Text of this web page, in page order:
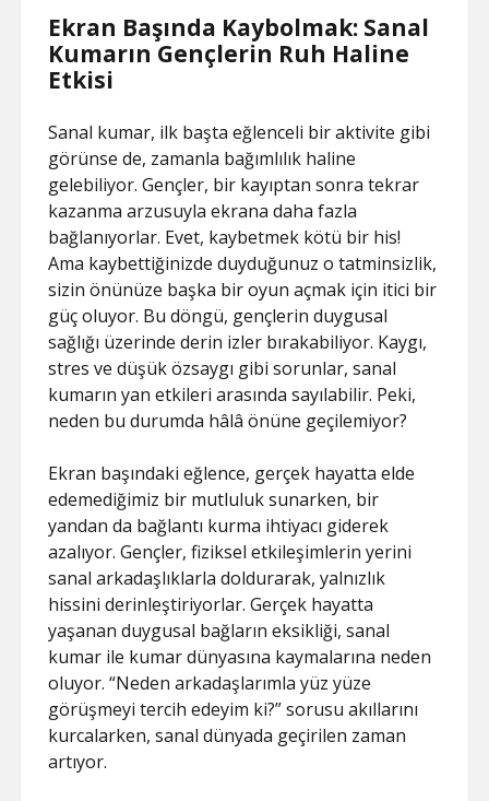
Ekran Başında Kaybolmak: Sanal
Kumarın Gençlerin Ruh Haline
Etkisi
Sanal kumar, ilk başta eğlenceli bir aktivite gibi
görünse de, zamanla bağımlılık haline
gelebiliyor. Gençler, bir kayıptan sonra tekrar
kazanma arzusuyla ekrana daha fazla
bağlanıyorlar. Evet, kaybetmek kötü bir his!
Ama kaybettiğinizde duyduğunuz o tatminsizlik,
sizin önünüze başka bir oyun açmak için itici bir
güç oluyor. Bu döngü, gençlerin duygusal
sağlığı üzerinde derin izler bırakabiliyor. Kaygı,
stres ve düşük özsaygı gibi sorunlar, sanal
kumarın yan etkileri arasında sayılabilir. Peki,
neden bu durumda hâlâ önüne geçilemiyor?
Ekran başındaki eğlence, gerçek hayatta elde
edemediğimiz bir mutluluk sunarken, bir
yandan da bağlantı kurma ihtiyacı giderek
azalıyor. Gençler, fiziksel etkileşimlerin yerini
sanal arkadaşlıklarla doldurarak, yalnızlık
hissini derinleştiriyorlar. Gerçek hayatta
yaşanan duygusal bağların eksikliği, sanal
kumar ile kumar dünyasına kaymalarına neden
oluyor. “Neden arkadaşlarımla yüz yüze
görüşmeyi tercih edeyim ki?” sorusu akıllarını
kurcalarken, sanal dünyada geçirilen zaman
artıyor.